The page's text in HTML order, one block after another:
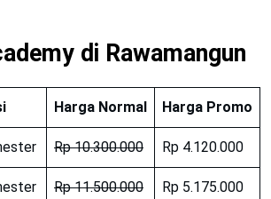
di Rawamangun
Harga Normal Harga Promo
Rp 10.300.000 Rp 4.120.000
Rp 11.500.000 Rp 5.175.000